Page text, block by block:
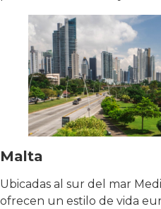
Malta
Ubicadas al sur del mar
ofrecen un estilo de vida